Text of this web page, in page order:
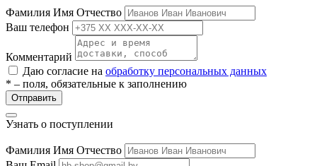
Фамилия Имя Отчество
Ваш телефон
Комментарий
Даю согласие на обработку персональных данных
* – поля, обязательные к заполнению
Отправить
Узнать о поступлении
Фамилия Имя Отчество